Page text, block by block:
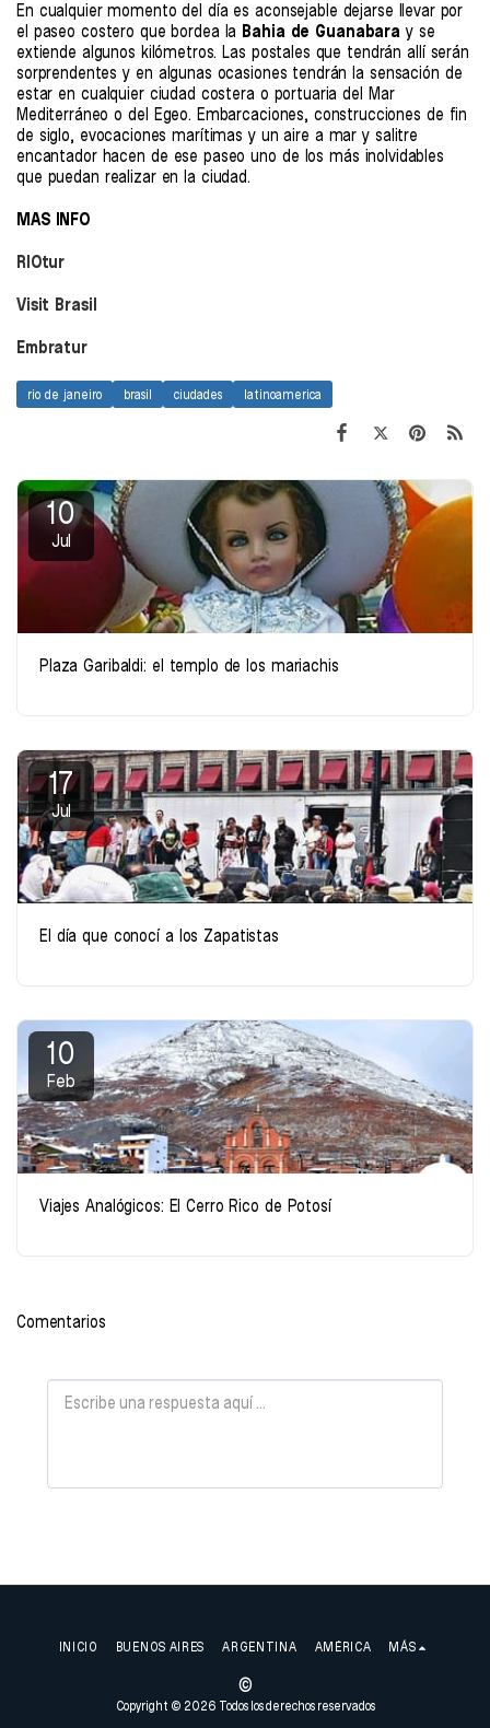
En cualquier momento del día es aconsejable dejarse llevar por
el paseo costero que bordea la Bahia de Guanabaray se
extiende algunos kilómetros. Las postales que tendrán allí serán
sorprendentes y en algunas ocasiones tendrán la sensación de
estar en cualquier ciudad costera o portuaria del Mar
Mediterráneo o del Egeo. Embarcaciones, construcciones de fin
de siglo, evocaciones marítimas y un aire a mar y salitre
encantador hacen de ese paseo uno de los más inolvidables
que puedan realizar en la ciudad.
MAS INFO
RIOtur
Visit Brasil
Embratur
rio de janeiro brasil ciudades latinoamerica
10
Jul
Plaza Garibaldi: el templo de los mariachis
17
Jul
El día que conocí a los Zapatistas
10
Feb
Viajes Analógicos: El Cerro Rico de Potosí
Comentarios
©
Copyright © 2026 Todos los derechos reservados
INICIO BUENOS AIRES ARGENTINA AMÉRICA MÁS